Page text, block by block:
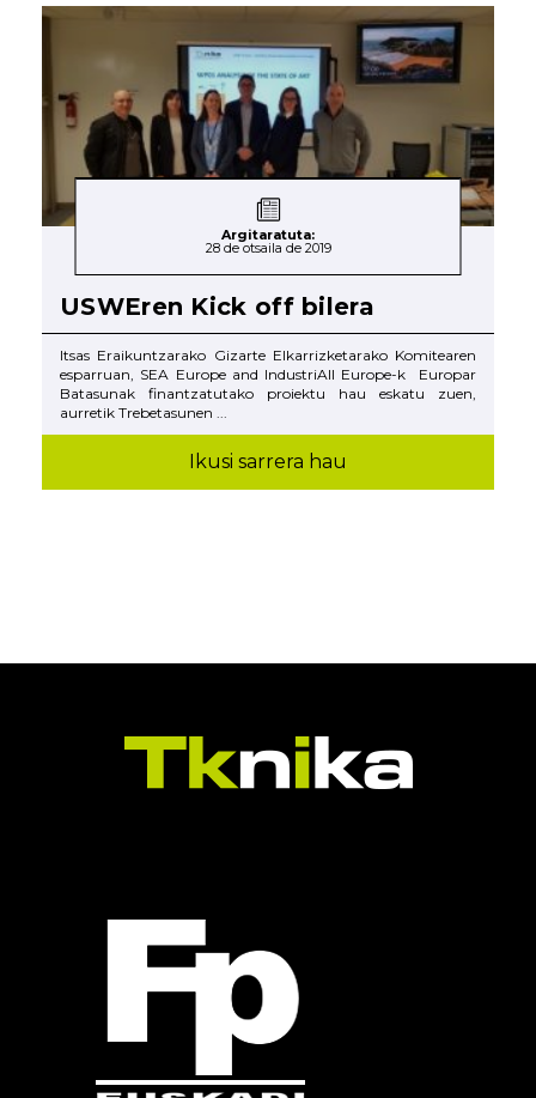
Argitaratuta:
28 de otsaila de 2019
USWEren Kick off bilera
Itsas Eraikuntzarako Gizarte Elkarrizketarako Komitearen
esparruan, SEA Europe and IndustriAll Europe-k Europar
Batasunak finantzatutako proiektu hau eskatu zuen,
aurretik Trebetasunen ...
Ikusi sarrera hau